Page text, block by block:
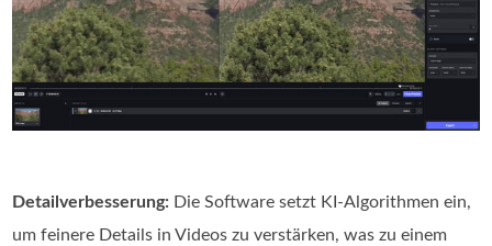
Detailverbesserung: Die Software setzt KI-Algorithmen ein,
um feinere Details in Videos zu verstärken, was zu einem